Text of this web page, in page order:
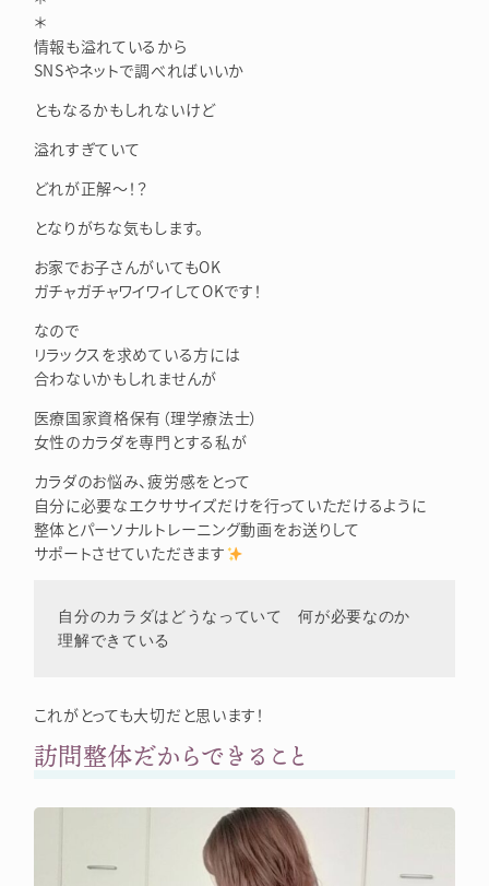
＊
情報も溢れているから
SNSやネットで調べればいいか
ともなるかもしれないけど
溢れすぎていて
どれが正解～！？
となりがちな気もします。
お家でお子さんがいてもOK
ガチャガチャワイワイしてOKです！
なので
リラックスを求めている方には
合わないかもしれませんが
医療国家資格保有（理学療法士）
女性のカラダを専門とする私が
カラダのお悩み、疲労感をとって
自分に必要なエクササイズだけを行っていただけるように
整体とパーソナルトレーニング動画をお送りして
サポートさせていただきます
自分のカラダはどうなっていて　何が必要なのか
理解できている
これがとっても大切だと思います！
訪問整体だからできること